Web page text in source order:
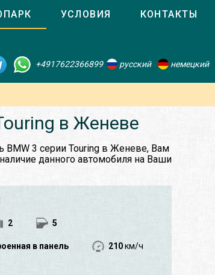
УСЛОВИЯ КОНТАКТЫ
+4917622366899 русский немецкий
в Женеве
BMW 3 серии Touring в Женеве, Вам
данного автомобиля на Ваши
2 5
в панель 210км/ч